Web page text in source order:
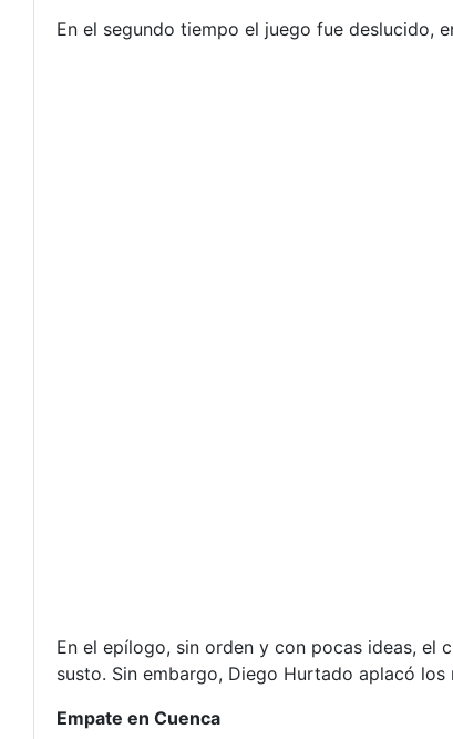
En el segundo tiempo el juego fue deslucido,
En el epílogo, sin orden y con pocas ideas, el
susto. Sin embargo, Diego Hurtado aplacó
Empate en Cuenca